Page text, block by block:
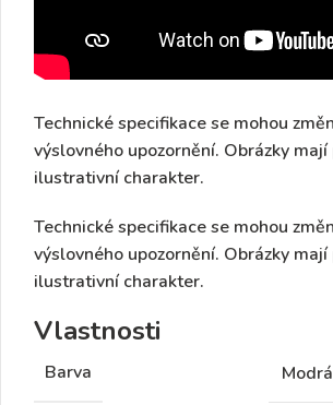
Technické specifikace se mohou
výslovného upozornění. Obrázky mají
ilustrativní charakter.
Technické specifikace se mohou
výslovného upozornění. Obrázky mají
ilustrativní charakter.
Vlastnosti
Barva Modrá